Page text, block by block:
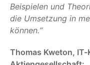
Beispielen und
die Umsetzung in
können.“
Thomas Kweton, IT-